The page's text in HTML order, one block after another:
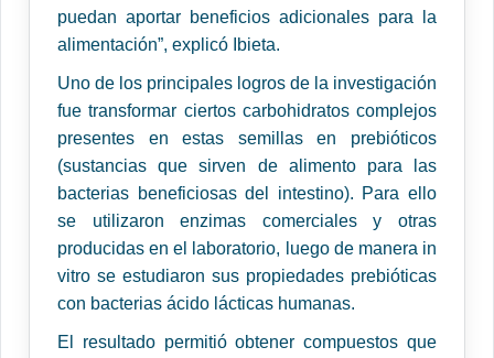
puedan aportar beneficios adicionales para la
alimentación”, explicó Ibieta.
Uno de los principales logros de la investigación
fue transformar ciertos carbohidratos complejos
presentes en estas semillas en prebióticos
(sustancias que sirven de alimento para las
bacterias beneficiosas del intestino). Para ello
se utilizaron enzimas comerciales y otras
producidas en el laboratorio, luego de manera in
vitro se estudiaron sus propiedades prebióticas
con bacterias ácido lácticas humanas.
El resultado permitió obtener compuestos que